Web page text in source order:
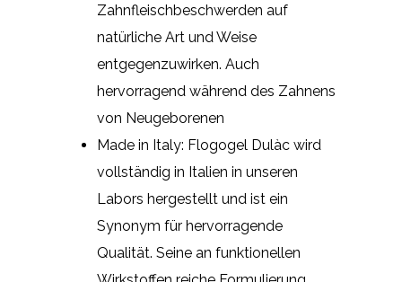
Zahnfleischbeschwerden auf
natürliche Art und Weise
entgegenzuwirken. Auch
hervorragend während des Zahnens
von Neugeborenen
Made in Italy: Flogogel Dulàc wird
vollständig in Italien in unseren
Labors hergestellt und ist ein
Synonym für hervorragende
Qualität. Seine an funktionellen